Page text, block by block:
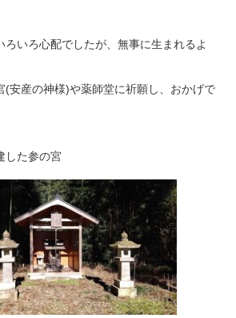
ろいろ心配でしたが、無事に生まれるよ
(安産の神様)や薬師堂に祈願し、おかげで
した参の宮